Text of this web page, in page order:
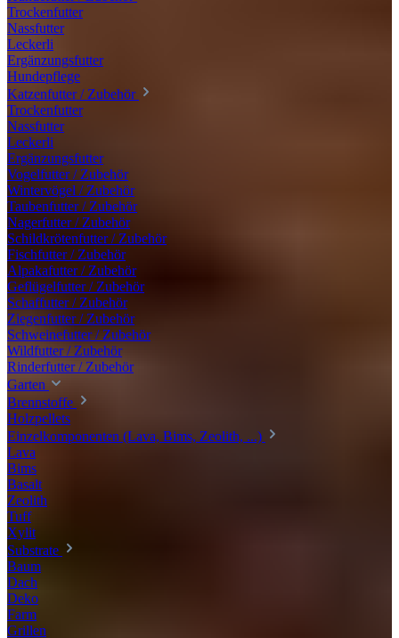
Trockenfutter
Nassfutter
Leckerli
Ergänzungsfutter
Hundepflege
Katzenfutter / Zubehör
Trockenfutter
Nassfutter
Leckerli
Ergänzungsfutter
Vogelfutter / Zubehör
Wintervögel / Zubehör
Taubenfutter / Zubehör
Nagerfutter / Zubehör
Schildkrötenfutter / Zubehör
Fischfutter / Zubehör
Alpakafutter / Zubehör
Geflügelfutter / Zubehör
Schaffutter / Zubehör
Ziegenfutter / Zubehör
Schweinefutter / Zubehör
Wildfutter / Zubehör
Rinderfutter / Zubehör
Garten
Brennstoffe
Holzpellets
Einzelkomponenten (Lava, Bims, Zeolith, ...)
Lava
Bims
Basalt
Zeolith
Tuff
Xylit
Substrate
Baum
Dach
Deko
Farm
Grillen